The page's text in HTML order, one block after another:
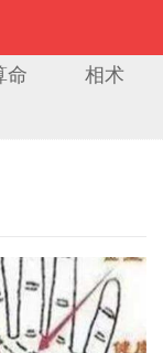
命
相术